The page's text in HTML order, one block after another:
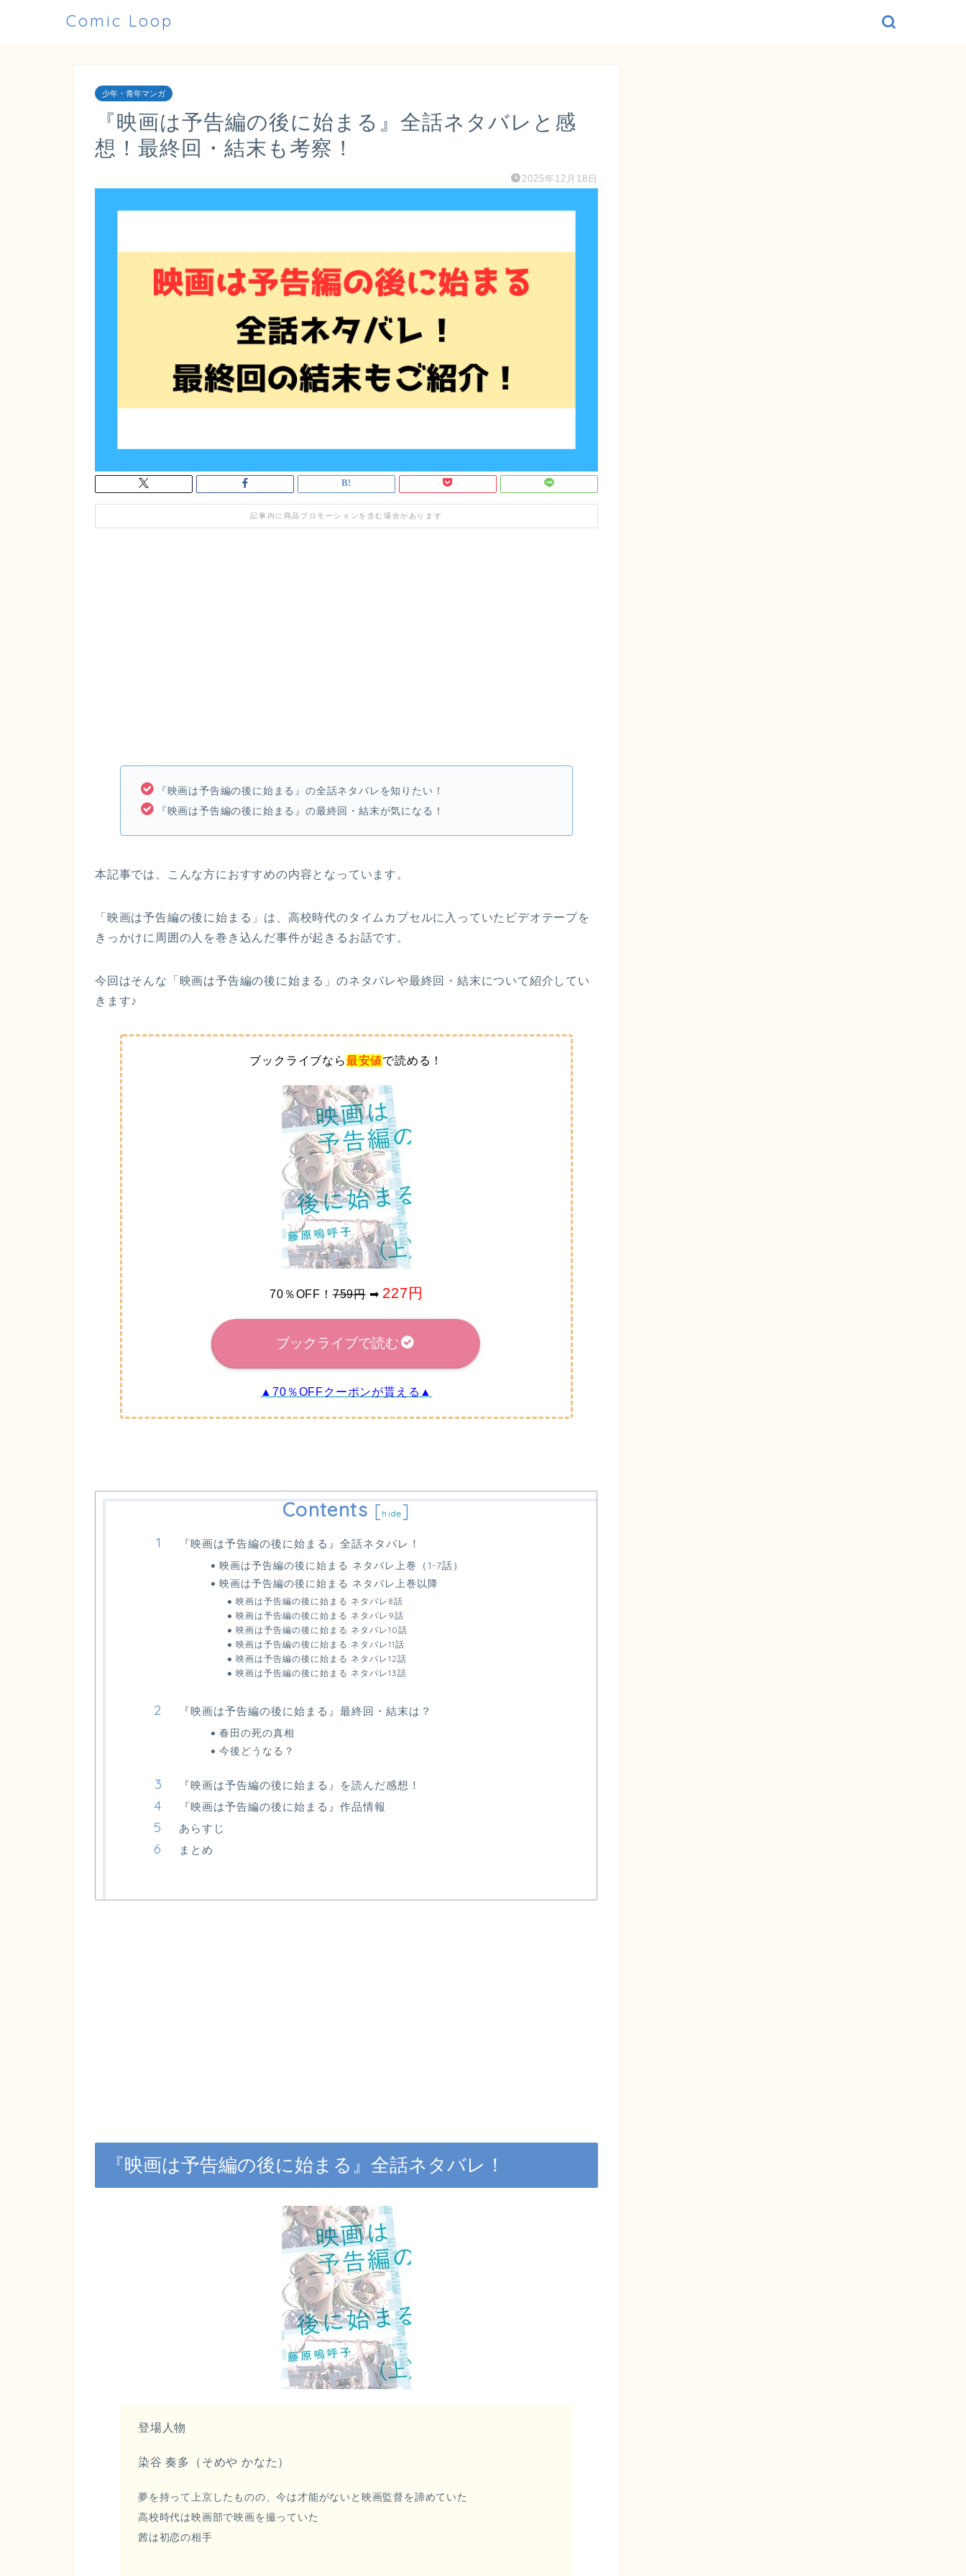
Comic Loop
少年・青年マンガ
『映画は予告編の後に始まる』全話ネタバレと感
想！最終回・結末も考察！
2025年12月18日
記事内に商品プロモーションを含む場合があります
『映画は予告編の後に始まる』の全話ネタバレを知りたい！
『映画は予告編の後に始まる』の最終回・結末が気になる！
本記事では、こんな方におすすめの内容となっています。
「映画は予告編の後に始まる」は、高校時代のタイムカプセルに入っていたビデオテープを
きっかけに周囲の人を巻き込んだ事件が起きるお話です。
今回はそんな「映画は予告編の後に始まる」のネタバレや最終回・結末について紹介してい
きます♪
ブックライブなら最安値で読める！
70％OFF！759円➡ 227円
ブックライブで読む
▲70％OFFクーポンが貰える▲
Contents [hide]
『映画は予告編の後に始まる』全話ネタバレ！
映画は予告編の後に始まる ネタバレ上巻（1-7話）
映画は予告編の後に始まる ネタバレ上巻以降
映画は予告編の後に始まる ネタバレ8話
映画は予告編の後に始まる ネタバレ9話
映画は予告編の後に始まる ネタバレ10話
映画は予告編の後に始まる ネタバレ11話
映画は予告編の後に始まる ネタバレ12話
映画は予告編の後に始まる ネタバレ13話
『映画は予告編の後に始まる』最終回・結末は？
春田の死の真相
今後どうなる？
『映画は予告編の後に始まる』を読んだ感想！
『映画は予告編の後に始まる』作品情報
あらすじ
まとめ
『映画は予告編の後に始まる』全話ネタバレ！
登場人物
染谷 奏多（そめや かなた）
夢を持って上京したものの、今は才能がないと映画監督を諦めていた
高校時代は映画部で映画を撮っていた
茜は初恋の相手